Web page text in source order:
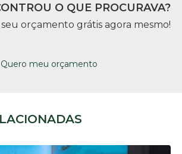
O QUE PROCURAVA?
seu orçamento grátis agora mesmo!
Quero meu orçamento